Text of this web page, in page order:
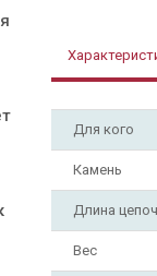
Для кого
Камень
Длина
Вес